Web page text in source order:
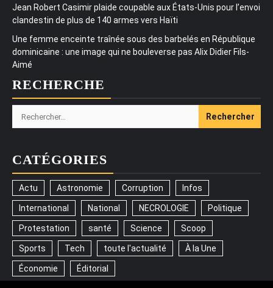
Jean Robert Casimir plaide coupable aux États-Unis pour l’envoi
clandestin de plus de 140 armes vers Haïti
Une femme enceinte traînée sous des barbelés en République
dominicaine : une image qui ne bouleverse pas Alix Didier Fils-
Aimé
RECHERCHE
Rechercher :
CATÉGORIES
Actu Astronomie Corruption Infos
International National NECROLOGIE Politique
Protestation santé Science Scoop
Sports Tech toute l'actualité À la Une
Économie Éditorial